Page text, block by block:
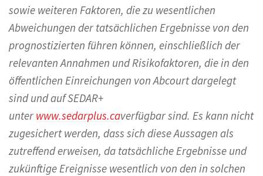
sowie weiteren Faktoren, die zu wesentlichen
Abweichungen der tatsächlichen Ergebnisse von den
prognostizierten führen können, einschließlich der
relevanten Annahmen und Risikofaktoren, die in den
öffentlichen Einreichungen von Abcourt dargelegt
sind und auf SEDAR+
unter www.sedarplus.caverfügbar sind. Es kann nicht
zugesichert werden, dass sich diese Aussagen als
zutreffend erweisen, da tatsächliche Ergebnisse und
zukünftige Ereignisse wesentlich von den in solchen